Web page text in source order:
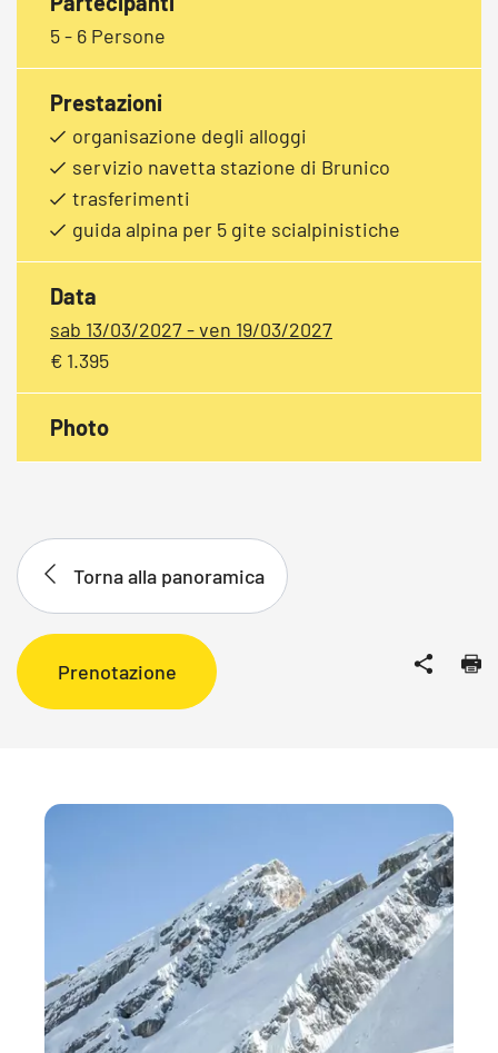
5 - 6 Persone
Prestazioni
organisazione degli alloggi
servizio navetta stazione di Brunico
trasferimenti
guida alpina per 5 gite scialpinistiche
Data
sab 13/03/2027 - ven 19/03/2027
€ 1.395
Photo
Torna alla panoramica
Prenotazione